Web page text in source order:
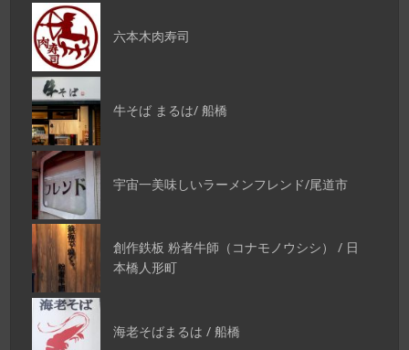
六本木肉寿司
牛そば まるは/ 船橋
宇宙一美味しいラーメンフレンド/尾道市
創作鉄板 粉者牛師（コナモノウシシ） / 日
本橋人形町
海老そばまるは / 船橋